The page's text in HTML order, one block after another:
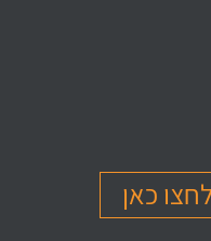
לחץ לצפייה
כאן